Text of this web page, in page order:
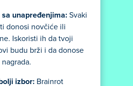
sa unapređenjima: Svaki
donosi novčiće ili
Iskoristi ih da tvoji
budu brži i da donose
nagrada.
izbor: Brainrot